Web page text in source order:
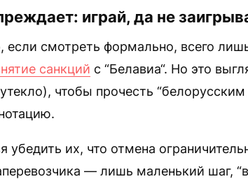
играй, да не
если смотреть формально, всего
санкций с “Белавиа“. Но это
чтобы прочесть “белорусским
убедить их, что отмена
— лишь маленький шаг,